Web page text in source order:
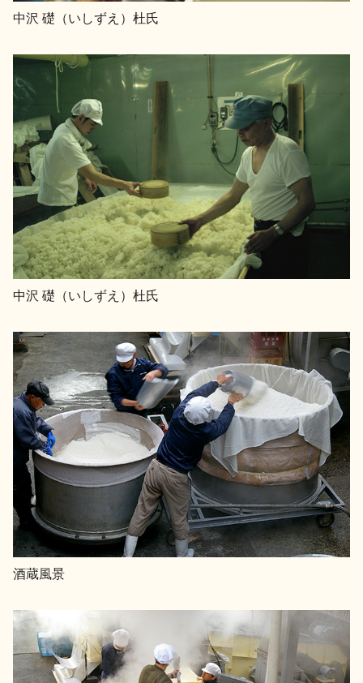
中沢 礎（いしずえ）杜氏
中沢 礎（いしずえ）杜氏
酒蔵風景